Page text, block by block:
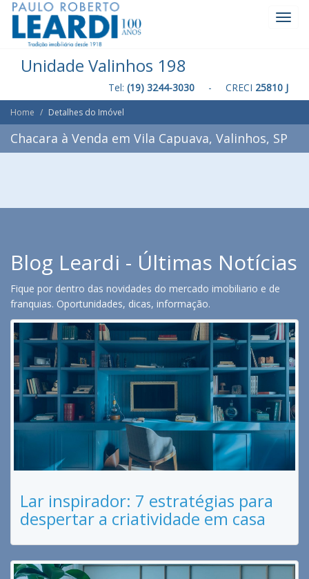
Unidade Valinhos 198
Tel: (19) 3244-3030 - CRECI 25810 J
Home Detalhes do Imóvel
Chacara à Venda em Vila Capuava, Valinhos, SP
Blog Leardi - Últimas Notícias
Fique por dentro das novidades do mercado imobiliario e de
franquias. Oportunidades, dicas, informação.
Lar inspirador: 7 estratégias para
despertar a criatividade em casa